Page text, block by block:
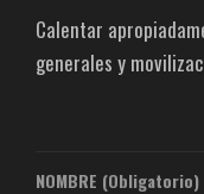
Calentar
generales y
NOMBRE (Obligatorio)